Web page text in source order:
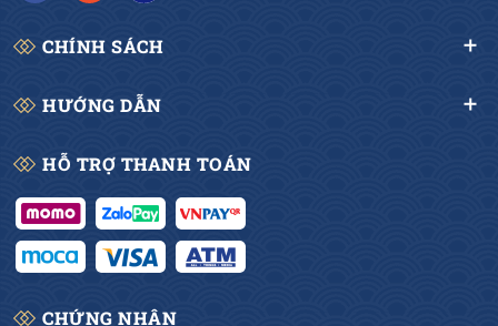
CHÍNH SÁCH
HƯỚNG DẪN
HỖ TRỢ THANH TOÁN
CHỨNG NHẬN